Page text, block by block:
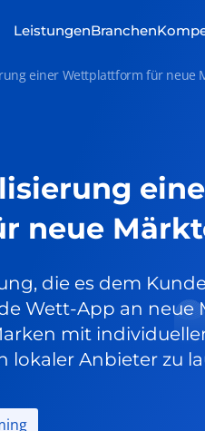
LeistungenBranchen
einer Wettplattform für neue
neue
die es dem
Wett-App an neue
mit
lokaler Anbieter zu